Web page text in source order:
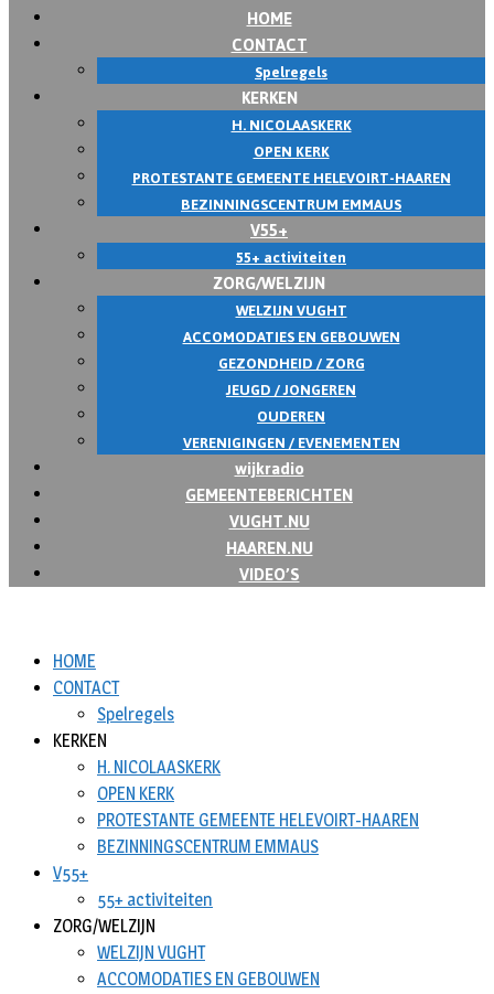
HOME
CONTACT
Spelregels
KERKEN
H. NICOLAASKERK
OPEN KERK
PROTESTANTE GEMEENTE HELEVOIRT-HAAREN
BEZINNINGSCENTRUM EMMAUS
V55+
55+ activiteiten
ZORG/WELZIJN
WELZIJN VUGHT
ACCOMODATIES EN GEBOUWEN
GEZONDHEID / ZORG
JEUGD / JONGEREN
OUDEREN
VERENIGINGEN / EVENEMENTEN
wijkradio
GEMEENTEBERICHTEN
VUGHT.NU
HAAREN.NU
VIDEO’S
HOME
CONTACT
Spelregels
KERKEN
H. NICOLAASKERK
OPEN KERK
PROTESTANTE GEMEENTE HELEVOIRT-HAAREN
BEZINNINGSCENTRUM EMMAUS
V55+
55+ activiteiten
ZORG/WELZIJN
WELZIJN VUGHT
ACCOMODATIES EN GEBOUWEN